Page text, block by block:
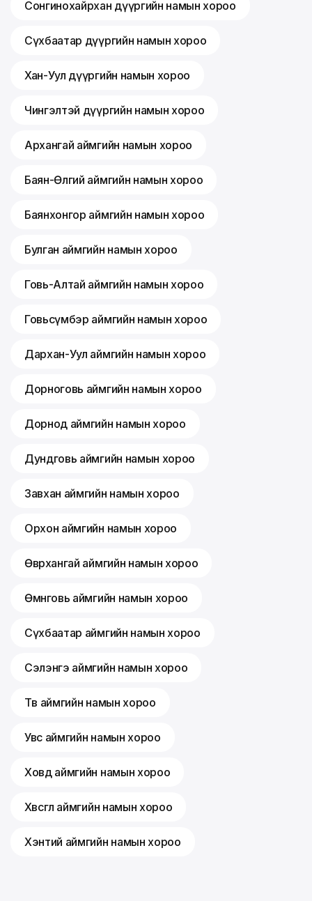
Сонгинохайрхан дүүргийн намын хороо
Сүхбаатар дүүргийн намын хороо
Хан-Уул дүүргийн намын хороо
Чингэлтэй дүүргийн намын хороо
Архангай аймгийн намын хороо
Баян-Өлгий аймгийн намын хороо
Баянхонгор аймгийн намын хороо
Булган аймгийн намын хороо
Говь-Алтай аймгийн намын хороо
Говьсүмбэр аймгийн намын хороо
Дархан-Уул аймгийн намын хороо
Дорноговь аймгийн намын хороо
Дорнод аймгийн намын хороо
Дундговь аймгийн намын хороо
Завхан аймгийн намын хороо
Орхон аймгийн намын хороо
Өвөрхангай аймгийн намын хороо
Өмнөговь аймгийн намын хороо
Сүхбаатар аймгийн намын хороо
Сэлэнгэ аймгийн намын хороо
Төв аймгийн намын хороо
Увс аймгийн намын хороо
Ховд аймгийн намын хороо
Хөвсгөл аймгийн намын хороо
Хэнтий аймгийн намын хороо